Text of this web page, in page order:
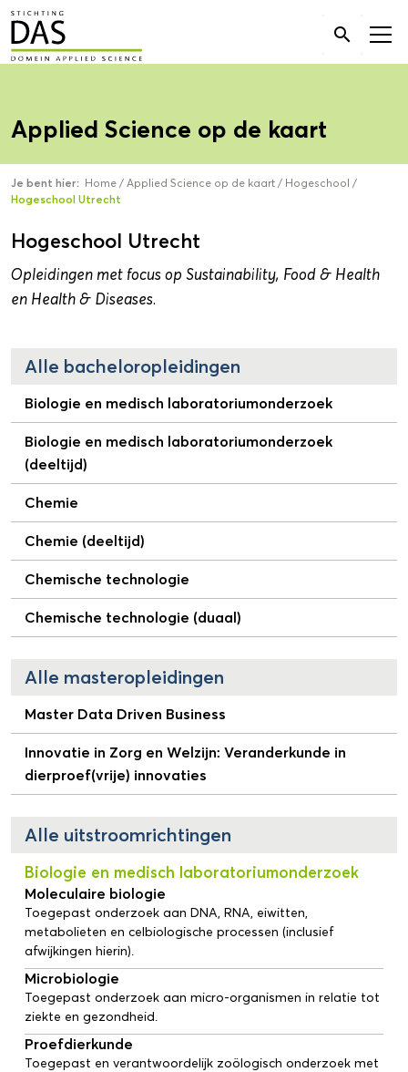
Zoek
naar:

Applied Science op de kaart
Je bent hier: Home / Applied Science op de kaart / Hogeschool /
Hogeschool Utrecht
Hogeschool Utrecht
Opleidingen met focus op Sustainability, Food & Health
en Health & Diseases.
Alle bacheloropleidingen
Biologie en medisch laboratoriumonderzoek
Biologie en medisch laboratoriumonderzoek
(deeltijd)
Chemie
Chemie (deeltijd)
Chemische technologie
Chemische technologie (duaal)
Alle masteropleidingen
Master Data Driven Business
Innovatie in Zorg en Welzijn: Veranderkunde in
dierproef(vrije) innovaties
Alle uitstroomrichtingen
Biologie en medisch laboratoriumonderzoek
Moleculaire biologie
Toegepast onderzoek aan DNA, RNA, eiwitten,
metabolieten en celbiologische processen (inclusief
afwijkingen hierin).
Microbiologie
Toegepast onderzoek aan micro-organismen in relatie tot
ziekte en gezondheid.
Proefdierkunde
Toegepast en verantwoordelijk zoölogisch onderzoek met